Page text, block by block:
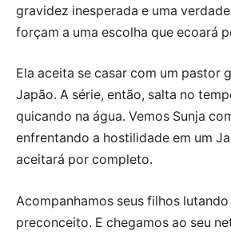
gravidez inesperada e uma
forçam a uma escolha que ecoará
Ela aceita se casar com um pastor
Japão. A série, então, salta no
quicando na água. Vemos Sunja
enfrentando a hostilidade em um
aceitará por completo.
Acompanhamos seus filhos
preconceito. E chegamos ao seu